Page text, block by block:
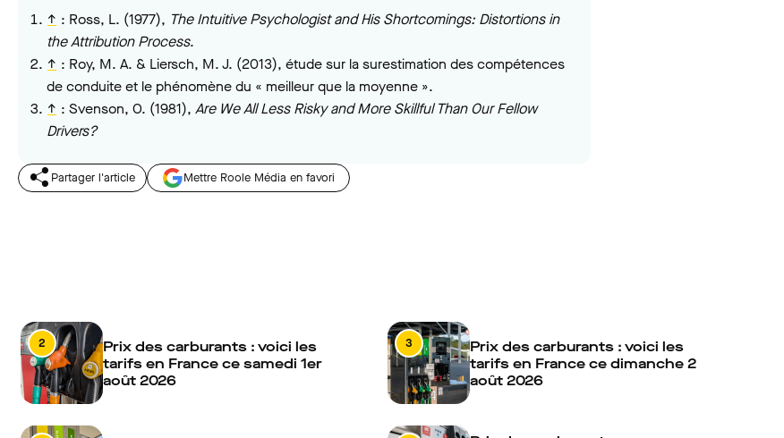
↑ : Ross, L. (1977), The Intuitive Psychologist and His Shortcomings: Distortions in
the Attribution Process.
↑ : Roy, M. A. & Liersch, M. J. (2013), étude sur la surestimation des compétences
de conduite et le phénomène du « meilleur que la moyenne ».
↑ : Svenson, O. (1981), Are We All Less Risky and More Skillful Than Our Fellow
Drivers?
Partager l'article Mettre Roole Média en favori
2
Prix des carburants : voici les
tarifs en France ce samedi 1er
août 2026
3
Prix des carburants : voici les
tarifs en France ce dimanche 2
août 2026